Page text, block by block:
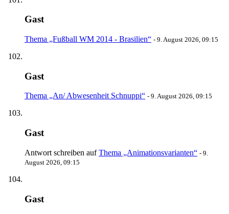
Gast
Thema „Fußball WM 2014 - Brasilien“ - 9. August 2026, 09:15
Gast
Thema „An/ Abwesenheit Schnuppi“ - 9. August 2026, 09:15
Gast
Antwort schreiben aufThema „Animationsvarianten“ - 9.
August 2026, 09:15
Gast